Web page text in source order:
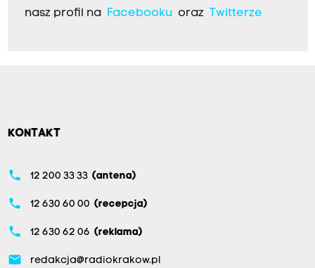
nasz profil na
Facebookuoraz Twitterze
KONTAKT
phone 12 200 33 33 (antena)
phone 12 630 60 00 (recepcja)
phone 12 630 62 06 (reklama)
email redakcja@radiokrakow.pl